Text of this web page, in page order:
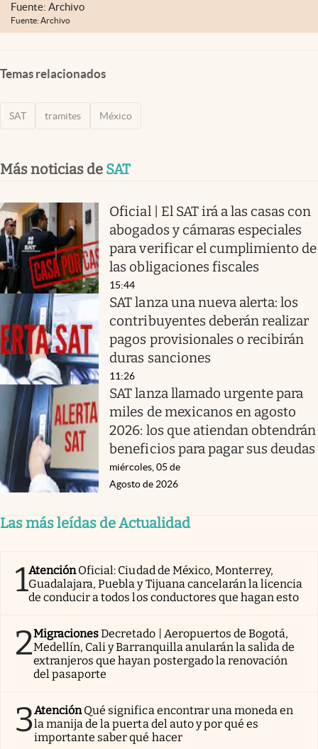
Fuente: Archivo
Fuente: Archivo
Temas relacionados
SAT tramites México
Más noticias de SAT
Oficial | El SAT irá a las casas con
abogados y cámaras especiales
para verificar el cumplimiento de
las obligaciones fiscales
15:44
SAT lanza una nueva alerta: los
contribuyentes deberán realizar
pagos provisionales o recibirán
duras sanciones
11:26
SAT lanza llamado urgente para
miles de mexicanos en agosto
2026: los que atiendan obtendrán
beneficios para pagar sus deudas
miércoles, 05 de
Agosto de 2026
Las más leídas de Actualidad
1AtenciónOficial: Ciudad de México, Monterrey,
Guadalajara, Puebla y Tijuana cancelarán la licencia
de conducir a todos los conductores que hagan esto
2MigracionesDecretado | Aeropuertos de Bogotá,
Medellín, Cali y Barranquilla anularán la salida de
extranjeros que hayan postergado la renovación
del pasaporte
3AtenciónQué significa encontrar una moneda en
la manija de la puerta del auto y por qué es
importante saber qué hacer